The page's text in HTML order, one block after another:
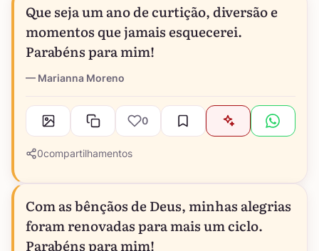
Que seja um ano de curtição, diversão e
momentos que jamais esquecerei.
Parabéns para mim!
Marianna Moreno
0
0compartilhamentos
Com as bênçãos de Deus, minhas alegrias
foram renovadas para mais um ciclo.
Parabéns para mim!